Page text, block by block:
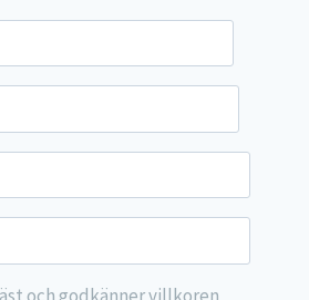
50 mg
**
6 mg 60 %
(Di-Kalciumfosfat,
Vitamin B1 (tiamin-
kolinbitartrat), Vitamin B6
Fyllnadsmedel (stearin-syra),